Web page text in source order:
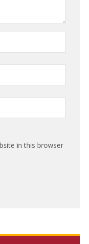
in this browser